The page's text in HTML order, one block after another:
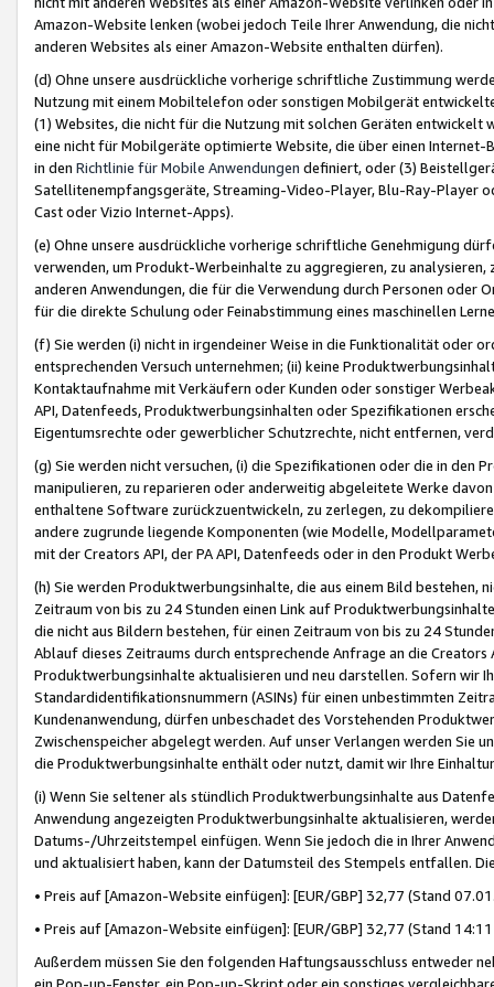
Amazon-Website lenken (wobei jedoch Teile Ihrer Anwendung, die
anderen Websites als einer Amazon-Website enthalten dürfen).
(d) Ohne unsere ausdrückliche vorherige schriftliche Zustimmung
Nutzung mit einem Mobiltelefon oder sonstigen Mobilgerät
(1) Websites, die nicht für die Nutzung mit solchen Geräten
eine nicht für Mobilgeräte optimierte Website, die über einen
in den Richtlinie für Mobile Anwendungen definiert, oder (3)
Satellitenempfangsgeräte, Streaming-Video-Player, Blu-Ray-Player
Cast oder Vizio Internet-Apps).
(e) Ohne unsere ausdrückliche vorherige schriftliche Genehmigung
verwenden, um Produkt-Werbeinhalte zu aggregieren, zu
anderen Anwendungen, die für die Verwendung durch Personen
für die direkte Schulung oder Feinabstimmung eines maschinellen
(f) Sie werden (i) nicht in irgendeiner Weise in die Funktionalität oder
entsprechenden Versuch unternehmen; (ii) keine
Kontaktaufnahme mit Verkäufern oder Kunden oder sonstiger
API, Datenfeeds, Produktwerbungsinhalten oder Spezifikationen
Eigentumsrechte oder gewerblicher Schutzrechte, nicht entfernen,
(g) Sie werden nicht versuchen, (i) die Spezifikationen oder die in
manipulieren, zu reparieren oder anderweitig abgeleitete Werke
enthaltene Software zurückzuentwickeln, zu zerlegen, zu
andere zugrunde liegende Komponenten (wie Modelle,
mit der Creators API, der PA API, Datenfeeds oder in den Produkt
(h) Sie werden Produktwerbungsinhalte, die aus einem Bild bestehen,
Zeitraum von bis zu 24 Stunden einen Link auf
die nicht aus Bildern bestehen, für einen Zeitraum von bis zu 24
Ablauf dieses Zeitraums durch entsprechende Anfrage an die
Produktwerbungsinhalte aktualisieren und neu darstellen. Sofern wir
Standardidentifikationsnummern (ASINs) für einen unbestimmten
Kundenanwendung, dürfen unbeschadet des Vorstehenden
Zwischenspeicher abgelegt werden. Auf unser Verlangen werden Sie
die Produktwerbungsinhalte enthält oder nutzt, damit wir Ihre
(i) Wenn Sie seltener als stündlich Produktwerbungsinhalte aus
Anwendung angezeigten Produktwerbungsinhalte aktualisieren,
Datums-/Uhrzeitstempel einfügen. Wenn Sie jedoch die in Ihrer
und aktualisiert haben, kann der Datumsteil des Stempels entfallen.
• Preis auf [Amazon-Website einfügen]: [EUR/GBP] 32,77 (Stand
• Preis auf [Amazon-Website einfügen]: [EUR/GBP] 32,77 (Stand
Außerdem müssen Sie den folgenden Haftungsausschluss entweder
ein Pop-up-Fenster, ein Pop-up-Skript oder ein sonstiges